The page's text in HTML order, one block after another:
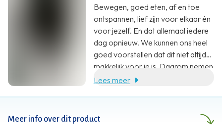
Meer info over dit product
Bewegen, goed eten, af en toe
ontspannen, lief zijn voor elkaar én
voor jezelf. En dat allemaal iedere
dag opnieuw. We kunnen ons heel
goed voorstellen dat dit niet altijd
makkelijk voor je is. Daarom nemen
wij jou heel graag wat werk uit
Lees meer